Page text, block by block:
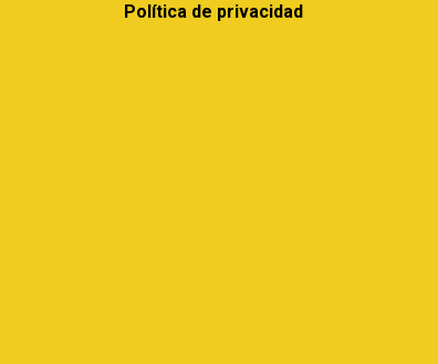
Política de privacidad